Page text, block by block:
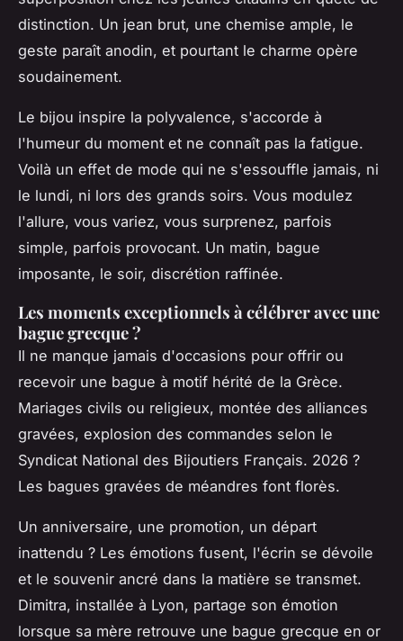
distinction. Un jean brut, une chemise ample, le
geste paraît anodin, et pourtant le charme opère
soudainement.
Le bijou inspire la polyvalence, s'accorde à
l'humeur du moment et ne connaît pas la fatigue.
Voilà un effet de mode qui ne s'essouffle jamais, ni
le lundi, ni lors des grands soirs. Vous modulez
l'allure, vous variez, vous surprenez, parfois
simple, parfois provocant. Un matin, bague
imposante, le soir, discrétion raffinée.
Les moments exceptionnels à célébrer avec une
bague grecque ?
Il ne manque jamais d'occasions pour offrir ou
recevoir une bague à motif hérité de la Grèce.
Mariages civils ou religieux, montée des alliances
gravées, explosion des commandes selon le
Syndicat National des Bijoutiers Français. 2026 ?
Les bagues gravées de méandres font florès.
Un anniversaire, une promotion, un départ
inattendu ? Les émotions fusent, l'écrin se dévoile
et le souvenir ancré dans la matière se transmet.
Dimitra, installée à Lyon, partage son émotion
lorsque sa mère retrouve une bague grecque en or